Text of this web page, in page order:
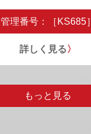
管理番号：［KS685］
詳しく見る〉
もっと見る